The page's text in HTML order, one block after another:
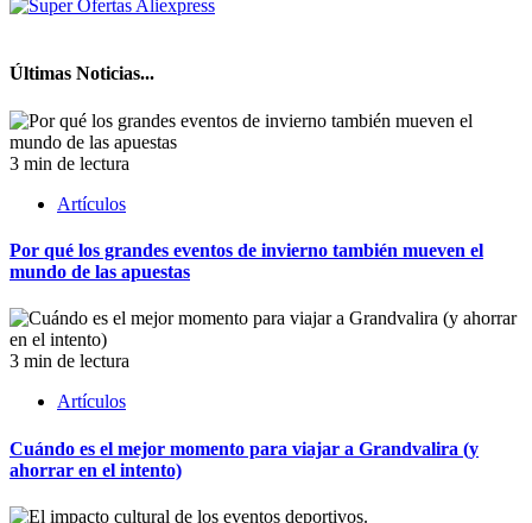
Últimas Noticias...
3 min de lectura
Artículos
Por qué los grandes eventos de invierno también mueven el
mundo de las apuestas
3 min de lectura
Artículos
Cuándo es el mejor momento para viajar a Grandvalira (y
ahorrar en el intento)